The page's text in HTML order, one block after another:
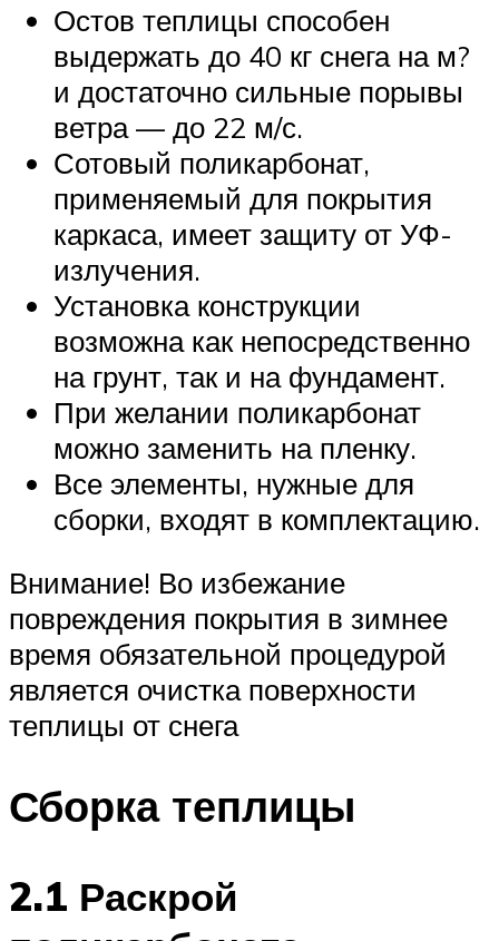
Остов теплицы способен
выдержать до 40 кг снега на м?
и достаточно сильные порывы
ветра — до 22 м/с.
Сотовый поликарбонат,
применяемый для покрытия
каркаса, имеет защиту от УФ-
излучения.
Установка конструкции
возможна как непосредственно
на грунт, так и на фундамент.
При желании поликарбонат
можно заменить на пленку.
Все элементы, нужные для
сборки, входят в комплектацию.
Внимание! Во избежание
повреждения покрытия в зимнее
время обязательной процедурой
является очистка поверхности
теплицы от снега
Сборка теплицы
2.1 Раскрой